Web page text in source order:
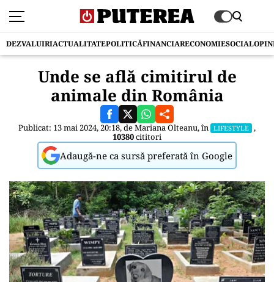
DEZVALUIRIACTUALITATEPOLITICĂFINANCIARECONOMIESOCIAL
Unde se află cimitirul de
animale din România
Publicat: 13 mai 2024, 20:18, deMariana Olteanu, în LIFESTYLE ,
10380cititori
Adaugă-ne ca sursă preferată în Google